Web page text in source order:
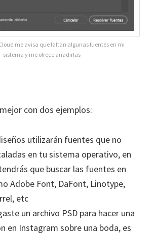
me avisa que faltan algunas fuentes en mi
sistema y me ofrece añadirlas
con dos ejemplos:
utilizarán fuentes que no
en tu sistema operativo, en
que buscar las fuentes en
Adobe Font, DaFont, Linotype,
etc
un archivo PSD para hacer una
en Instagram sobre una boda, es